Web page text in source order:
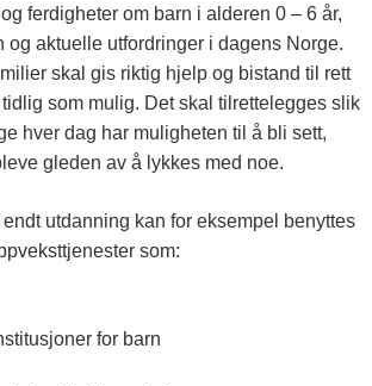
ferdigheter om barn i alderen 0 – 6 år,
og aktuelle utfordringer i dagens Norge.
skal gis riktig hjelp og bistand til rett
som mulig. Det skal tilrettelegges slik
hver dag har muligheten til å bli sett,
gleden av å lykkes med noe.
utdanning kan for eksempel benyttes
som:
for barn